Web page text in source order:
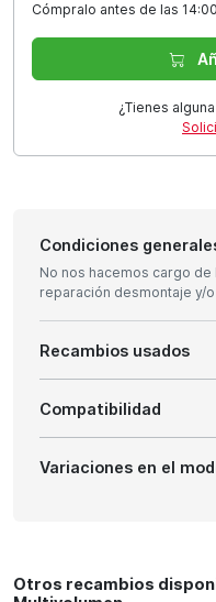
Cómpralo antes de las
¿Tienes
Condiciones
No nos hacemos cargo
reparación desmontaje y/
Recambios usados
Compatibilidad
Variaciones en el
Otros recambios